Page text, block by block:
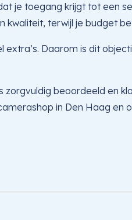
je toegang krijgt tot een
kwaliteit, terwijl je budget
Daarom is dit
zorgvuldig beoordeeld en
in Den Haag en